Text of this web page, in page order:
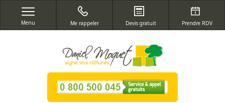
Menu Me rappeler Devis gratuit Prendre RDV